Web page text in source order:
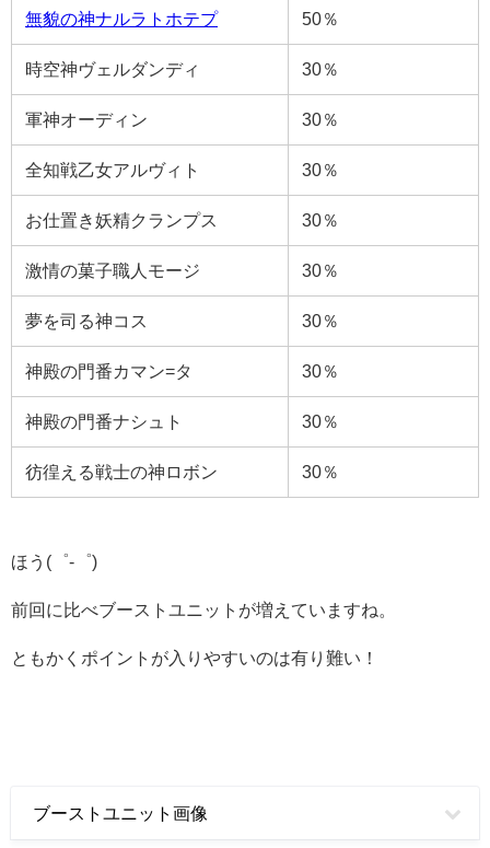
無貌の神ナルラトホテプ 50％
時空神ヴェルダンディ 30％
軍神オーディン 30％
全知戦乙女アルヴィト 30％
お仕置き妖精クランプス 30％
激情の菓子職人モージ 30％
夢を司る神コス 30％
神殿の門番カマン=タ 30％
神殿の門番ナシュト 30％
彷徨える戦士の神ロボン 30％
ほう(゜-゜)
前回に比べブーストユニットが増えていますね。
ともかくポイントが入りやすいのは有り難い！
ブーストユニット画像